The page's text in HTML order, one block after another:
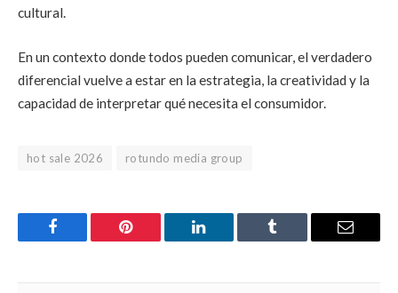
cultural.
En un contexto donde todos pueden comunicar, el verdadero
diferencial vuelve a estar en la estrategia, la creatividad y la
capacidad de interpretar qué necesita el consumidor.
hot sale 2026 rotundo media group
Facebook Pinterest LinkedIn Tumblr Email